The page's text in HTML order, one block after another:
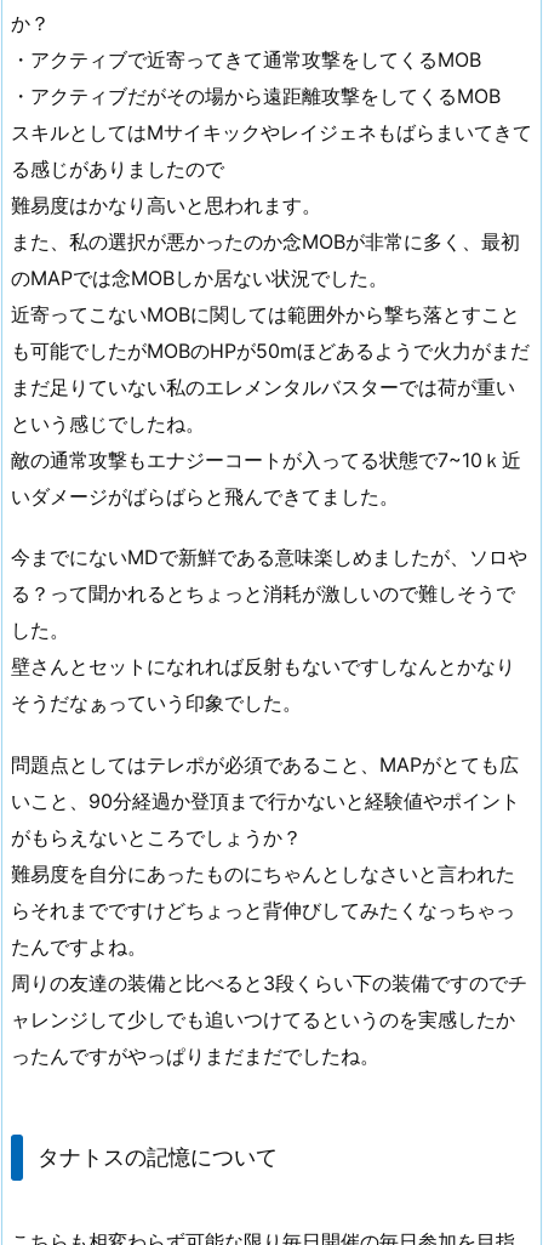
か？
・アクティブで近寄ってきて通常攻撃をしてくるMOB
・アクティブだがその場から遠距離攻撃をしてくるMOB
スキルとしてはMサイキックやレイジェネもばらまいてきて
る感じがありましたので
難易度はかなり高いと思われます。
また、私の選択が悪かったのか念MOBが非常に多く、最初
のMAPでは念MOBしか居ない状況でした。
近寄ってこないMOBに関しては範囲外から撃ち落とすこと
も可能でしたがMOBのHPが50mほどあるようで火力がまだ
まだ足りていない私のエレメンタルバスターでは荷が重い
という感じでしたね。
敵の通常攻撃もエナジーコートが入ってる状態で7~10ｋ近
いダメージがばらばらと飛んできてました。
今までにないMDで新鮮である意味楽しめましたが、ソロや
る？って聞かれるとちょっと消耗が激しいので難しそうで
した。
壁さんとセットになれれば反射もないですしなんとかなり
そうだなぁっていう印象でした。
問題点としてはテレポが必須であること、MAPがとても広
いこと、90分経過か登頂まで行かないと経験値やポイント
がもらえないところでしょうか？
難易度を自分にあったものにちゃんとしなさいと言われた
らそれまでですけどちょっと背伸びしてみたくなっちゃっ
たんですよね。
周りの友達の装備と比べると3段くらい下の装備ですのでチ
ャレンジして少しでも追いつけてるというのを実感したか
ったんですがやっぱりまだまだでしたね。
タナトスの記憶について